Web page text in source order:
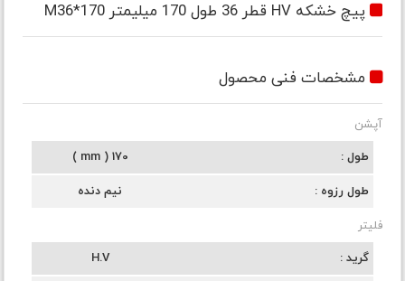
پیچ خشکه HV قطر 36 طول 170 میلیمتر M36*170
مشخصات فنی محصول
آپشن
طول
170 ( mm )
طول رزوه نیم دنده
فلیتر
گرید
H.V